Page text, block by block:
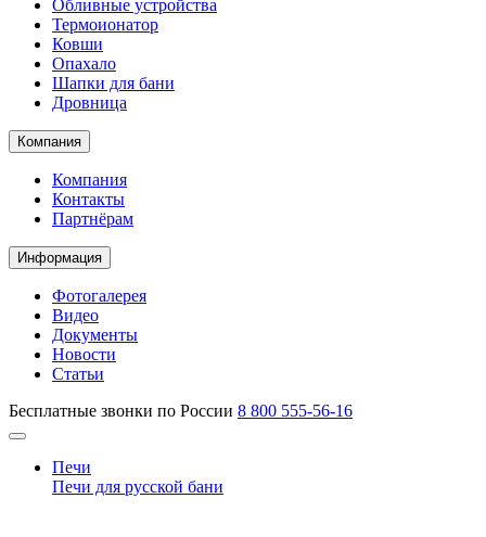
Обливные устройства
Термоионатор
Ковши
Опахало
Шапки для бани
Дровница
Компания
Компания
Контакты
Партнёрам
Информация
Фотогалерея
Видео
Документы
Новости
Статьи
Бесплатные звонки по России 8 800 555-56-16
Печи
Печи для русской бани